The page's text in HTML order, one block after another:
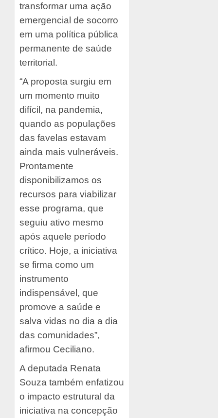
transformar uma ação
emergencial de socorro
em uma política pública
permanente de saúde
territorial.
“A proposta surgiu em
um momento muito
difícil, na pandemia,
quando as populações
das favelas estavam
ainda mais vulneráveis.
Prontamente
disponibilizamos os
recursos para viabilizar
esse programa, que
seguiu ativo mesmo
após aquele período
crítico. Hoje, a iniciativa
se firma como um
instrumento
indispensável, que
promove a saúde e
salva vidas no dia a dia
das comunidades”,
afirmou Ceciliano.
A deputada Renata
Souza também enfatizou
o impacto estrutural da
iniciativa na concepção